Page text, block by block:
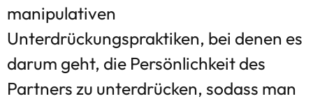
manipulativen
Unterdrückungspraktiken, bei denen es
darum geht, die Persönlichkeit des
Partners zu unterdrücken, sodass man